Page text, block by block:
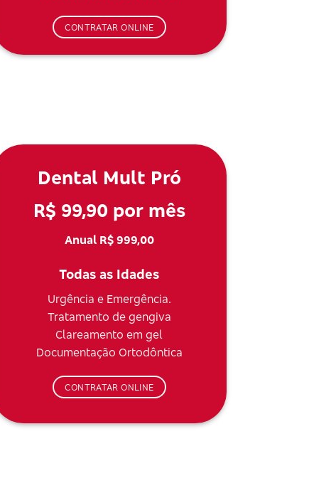
CONTRATAR ONLINE
Dental Mult Pró
R$ 99,90 por mês
Anual R$ 999,00
Todas as Idades
Urgência e Emergência.
Tratamento de gengiva
Clareamento em gel
Documentação Ortodôntica
CONTRATAR ONLINE